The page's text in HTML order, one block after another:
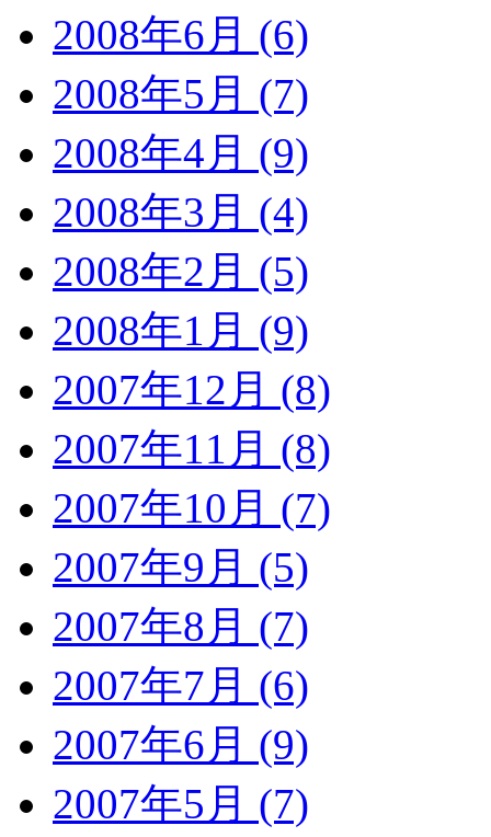
2008年6月 (6)
2008年5月 (7)
2008年4月 (9)
2008年3月 (4)
2008年2月 (5)
2008年1月 (9)
2007年12月 (8)
2007年11月 (8)
2007年10月 (7)
2007年9月 (5)
2007年8月 (7)
2007年7月 (6)
2007年6月 (9)
2007年5月 (7)